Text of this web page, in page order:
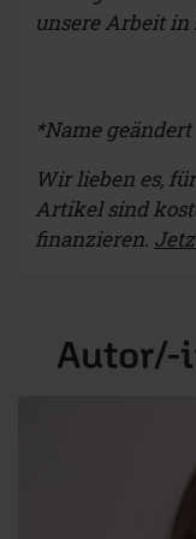
unsere Arbeit in
*Name geändert
Wir lieben es,
Artikel sind
finanzieren.
Autor/-